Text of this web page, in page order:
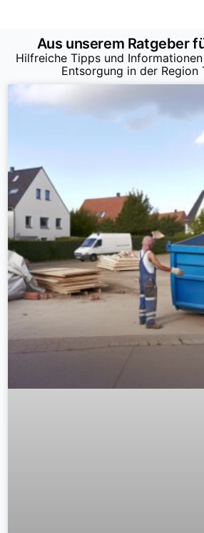
Aus unserem Ratgeber
Hilfreiche Tipps und
Entsorgung in der Region